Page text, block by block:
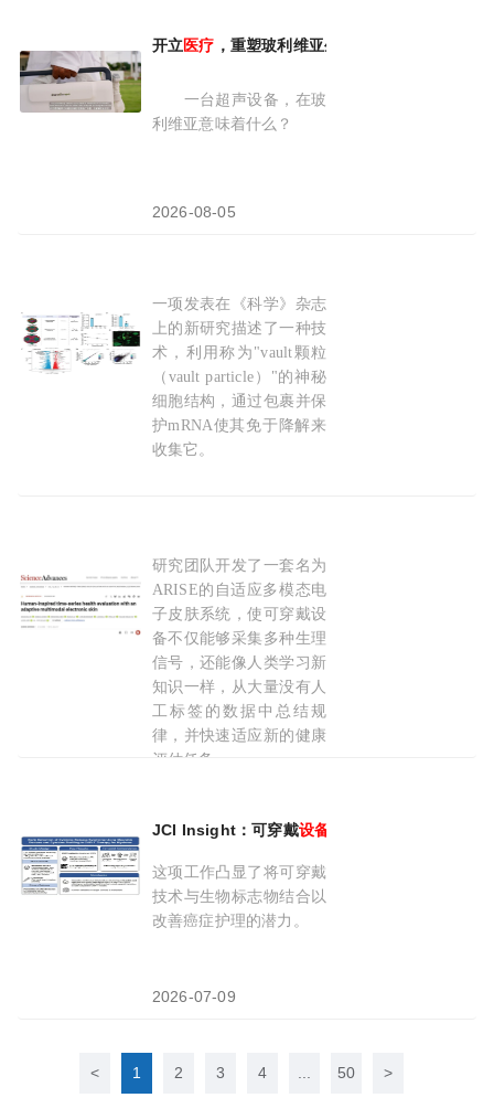
开立医疗 ，重塑玻利维亚生命防线
一台超声设备，在玻
利维亚意味着什么？
2026-08-05
Science：科学家将神秘的细胞结构转化为记录
一项发表在《科学》杂志
上的新研究描述了一种技
术，利用称为"vault颗粒
（vault particle）"的神秘
细胞结构，通过包裹并保
护mRNA使其免于降解来
收集它。
Sci Adv：自适应智能电子皮肤——加州理工高伟
研究团队开发了一套名为
ARISE的自适应多模态电
子皮肤系统，使可穿戴设
备不仅能够采集多种生理
信号，还能像人类学习新
知识一样，从大量没有人
工标签的数据中总结规
律，并快速适应新的健康
评估任务。
JCI Insight：可穿戴设备
这项工作凸显了将可穿戴
技术与生物标志物结合以
改善癌症护理的潜力。
2026-07-09
< 1 2 3 4 50 >